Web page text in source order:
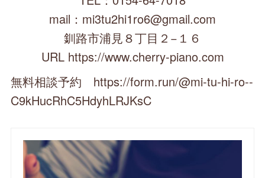
mail：mi3tu2hi1ro6@gmail.com
釧路市浦見８丁目２−１６
URL https://www.cherry-piano.com
無料相談予約 https://form.run/@mi-tu-hi-ro--
C9kHucRhC5HdyhLRJKsC